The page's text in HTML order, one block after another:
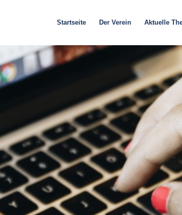
Startseite Der Verein Aktuelle